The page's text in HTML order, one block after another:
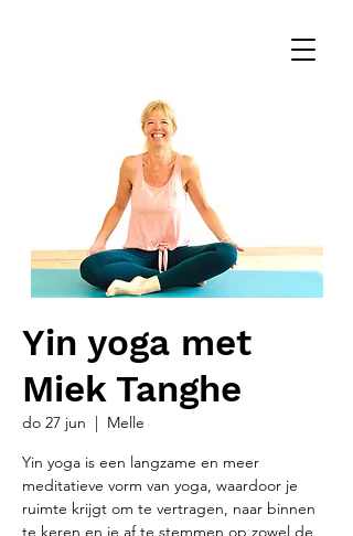
Yin yoga met
Miek Tanghe
do 27 jun
  |
Melle
Yin yoga is een langzame en meer
meditatieve vorm van yoga, waardoor je
ruimte krijgt om te vertragen, naar binnen
te keren en je af te stemmen op zowel de